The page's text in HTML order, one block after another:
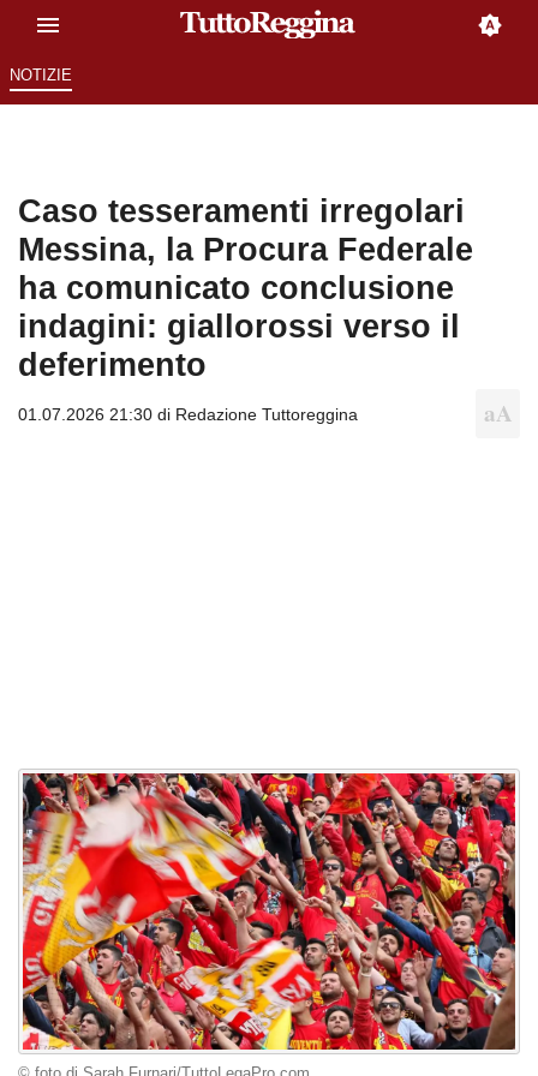
NOTIZIE
Caso tesseramenti irregolari
Messina, la Procura Federale
ha comunicato conclusione
indagini: giallorossi verso il
deferimento
01.07.2026 21:30 di Redazione Tuttoreggina